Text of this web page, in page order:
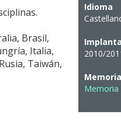
Idioma
2010/
Memoria
Brasil,
Italia,
Taiwán,